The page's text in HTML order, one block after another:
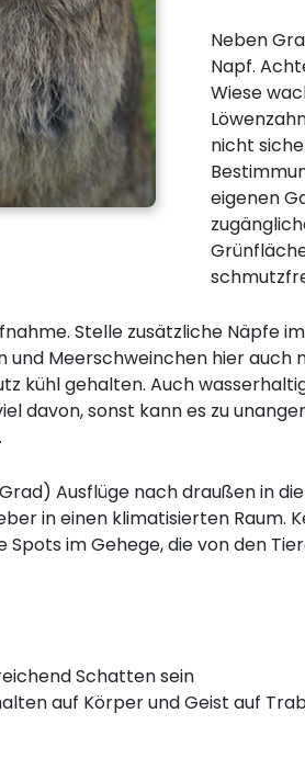
Neben
Napf.
Wiese
nicht
eigenen
Stelle zusätzliche Näpfe
Meerschweinchen hier
kühl gehalten. Auch
davon, sonst kann es zu
Ausflüge nach draußen in
in einen klimatisierten Raum.
im Gehege, die von den
Schatten sein
auf Körper und Geist auf